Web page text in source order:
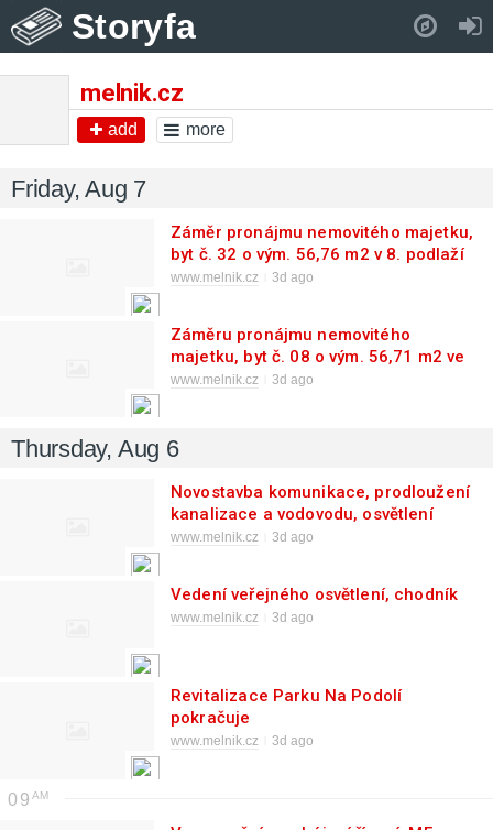
Storyfa
melnik.cz
add more
Friday, Aug 7
Záměr pronájmu nemovitého majetku,
byt č. 32 o vým. 56,76 m2 v 8. podlaží
domu č. p. 2653 v ul. K Učilišti v
www.melnik.cz 3d ago
Záměru pronájmu nemovitého
majetku, byt č. 08 o vým. 56,71 m2 ve
2. podlaží domu č. p. 2653 v ul. K
www.melnik.cz 3d ago
Thursday, Aug 6
Novostavba komunikace, prodloužení
kanalizace a vodovodu, osvětlení
www.melnik.cz 3d ago
Vedení veřejného osvětlení, chodník
www.melnik.cz 3d ago
Revitalizace Parku Na Podolí
pokračuje
www.melnik.cz 3d ago
09
Pull down to refresh..